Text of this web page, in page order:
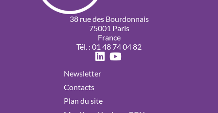
38 rue des Bourdonnais
75001 Paris
France
Tél. : 01 48 74 04 82
Newsletter
Contacts
Plan du site